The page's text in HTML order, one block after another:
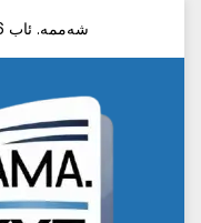
شەممە. ئاب 8th, 2026